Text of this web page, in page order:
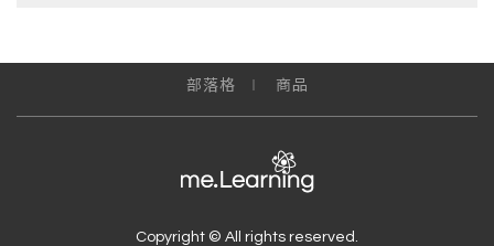
部落格 商品
Copyright © All rights reserved.